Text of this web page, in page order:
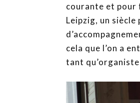
courante et pour
Leipzig, un siècle
cela que l’on a
tant